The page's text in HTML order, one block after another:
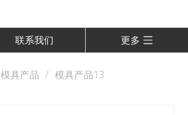
联系我们 更多
模具产品 / 模具产品13